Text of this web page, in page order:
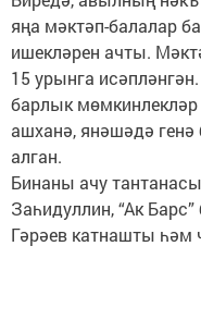
яңа мәктәп-балалар
ишекләрен ачты.
15 урынга
барлык
ашханә, янәшәдә
алган.
Бинаны ачу
Заһидуллин, “Ак
Гәрәев катнашты